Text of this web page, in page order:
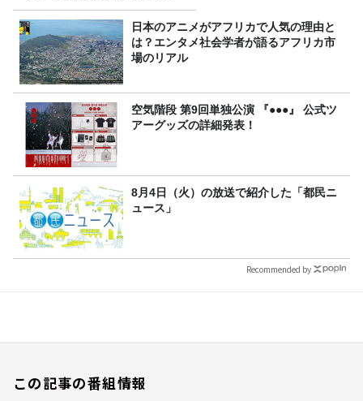
る？
日本のアニメがアフリカで人気の理由と
は？エンタメ社会学者が語るアフリカ市
場のリアル
空気階段 第9回単独公演 『●●●』 公式ツ
アーグッズの詳細発表！
8月4日（火）の放送で紹介した「都民ニ
ュース」
Recommended by
この記事の番組情報